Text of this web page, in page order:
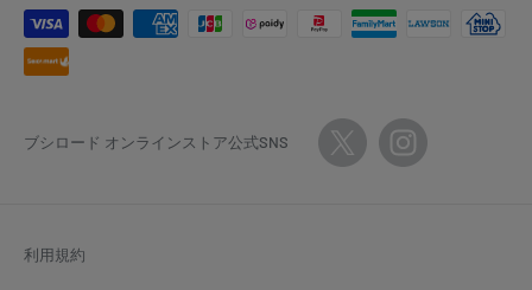
ブシロード オンラインストア公式SNS
利用規約